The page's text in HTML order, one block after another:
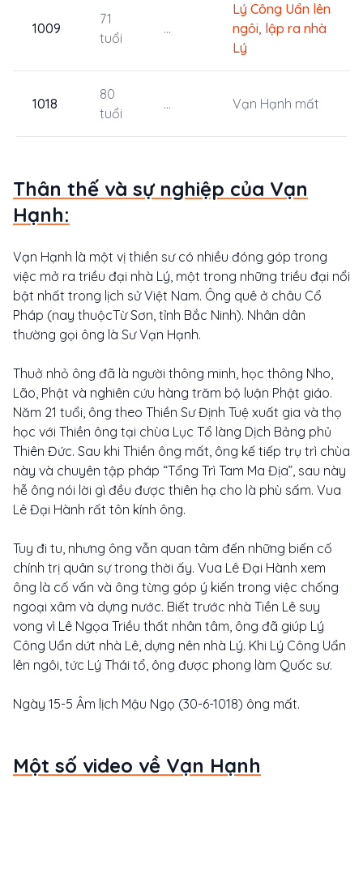
1009
71
tuổi
...
Lý Công Uẩn lên
ngôi, lập ra nhà
Lý
1018
80
tuổi
... Vạn Hạnh mất
Thân thế và sự nghiệp của Vạn
Hạnh:
Vạn Hạnh là một vị thiền sư có nhiều đóng góp trong
việc mở ra triều đại nhà Lý, một trong những triều đại nổi
bật nhất trong lịch sử Việt Nam. Ông quê ở châu Cổ
Pháp (nay thuộcTừ Sơn, tỉnh Bắc Ninh). Nhân dân
thường gọi ông là Sư Vạn Hạnh.
Thuở nhỏ ông đã là người thông minh, học thông Nho,
Lão, Phật và nghiên cứu hàng trăm bộ luận Phật giáo.
Năm 21 tuổi, ông theo Thiền Sư Định Tuệ xuất gia và thọ
học với Thiền ông tại chùa Lục Tổ làng Dịch Bảng phủ
Thiên Đức. Sau khi Thiền ông mất, ông kế tiếp trụ trì chùa
này và chuyên tập pháp “Tổng Trì Tam Ma Địa”, sau này
hễ ông nói lời gì đều được thiên hạ cho là phù sấm. Vua
Lê Đại Hành rất tôn kính ông.
Tuy đi tu, nhưng ông vẫn quan tâm đến những biến cố
chính trị quân sự trong thời ấy. Vua Lê Đại Hành xem
ông là cố vấn và ông từng góp ý kiến trong việc chống
ngoại xâm và dựng nước. Biết trước nhà Tiền Lê suy
vong vì Lê Ngọa Triều thất nhân tâm, ông đã giúp Lý
Công Uẩn dứt nhà Lê, dựng nên nhà Lý. Khi Lý Công Uẩn
lên ngôi, tức Lý Thái tổ, ông được phong làm Quốc sư.
Ngày 15-5 Âm lịch Mậu Ngọ (30-6-1018) ông mất.
Một số video về Vạn Hạnh